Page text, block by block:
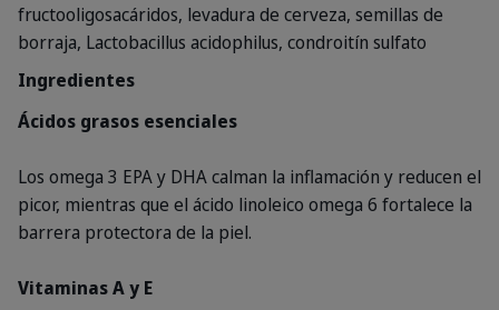
fructooligosacáridos, levadura de cerveza, semillas de
borraja, Lactobacillus acidophilus, condroitín sulfato
Ingredientes
Ácidos grasos esenciales
Los omega 3 EPA y DHA calman la inflamación y reducen el
picor, mientras que el ácido linoleico omega 6 fortalece la
barrera protectora de la piel.
Vitaminas A y E